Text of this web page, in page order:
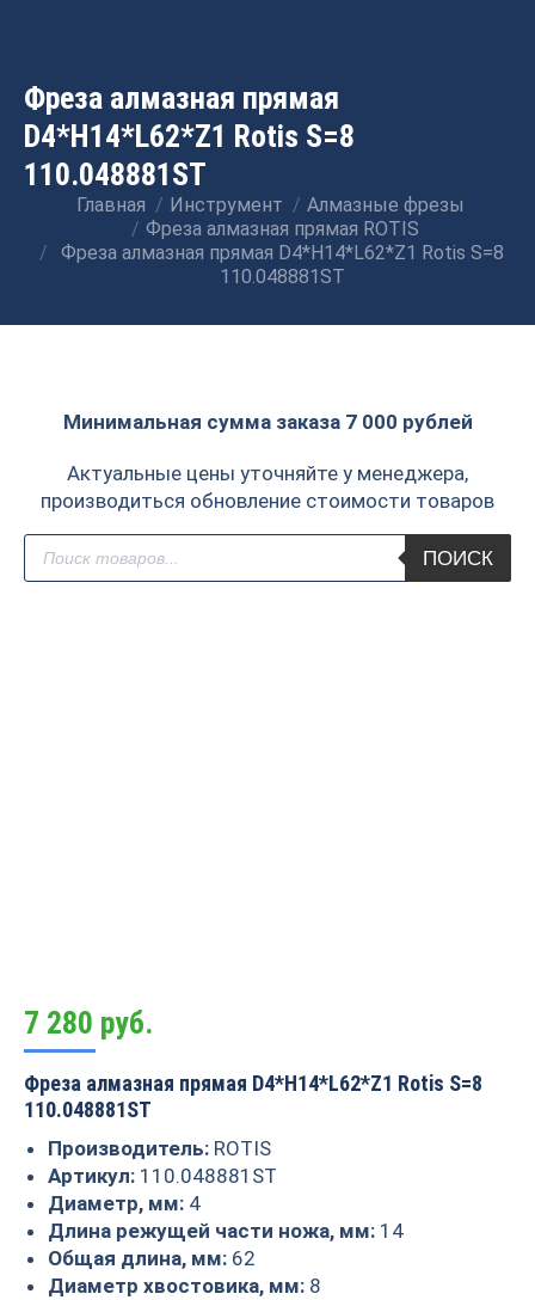
Фреза алмазная прямая
D4*H14*L62*Z1 Rotis S=8
110.048881ST
Вы здесь:
Главная Инструмент
Алмазные фрезы
Фреза алмазная прямая ROTIS
Фреза алмазная прямая D4*H14*L62*Z1 Rotis S=8
110.048881ST
Минимальная сумма заказа 7 000 рублей
Актуальные цены уточняйте у менеджера,
производиться обновление стоимости товаров
Поиск
товаров
ПОИСК
7 280 руб.
Фреза алмазная прямая D4*H14*L62*Z1 Rotis S=8
110.048881ST
Производитель: ROTIS
Артикул: 110.048881ST
Диаметр, мм: 4
Длина режущей части ножа, мм: 14
Общая длина, мм: 62
Диаметр хвостовика, мм: 8